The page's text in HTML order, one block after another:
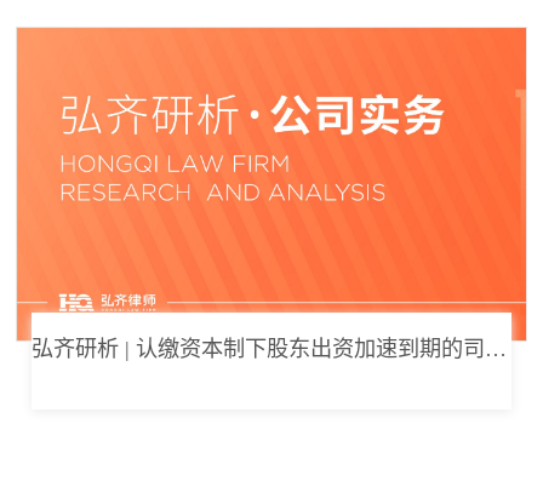
弘齐研析 | 认缴资本制下股东出资加速到期的司法边界与例外体系